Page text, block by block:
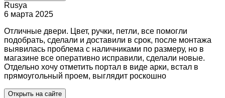
Rusya
6 марта 2025
Отличные двери. Цвет, ручки, петли, все помогли
подобрать, сделали и доставили в срок, после монтажа
выявилась проблема с наличниками по размеру, но в
магазине все оперативно исправили, сделали новые.
Отдельно хочу отметить портал в виде арки, встал в
прямоугольный проем, выглядит роскошно
Открыть на сайте